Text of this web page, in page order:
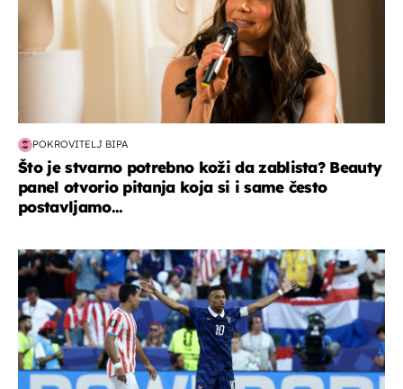
POKROVITELJ BIPA
Što je stvarno potrebno koži da zablista? Beauty
panel otvorio pitanja koja si i same često
postavljamo...
svjetsko prvenstvo 2026